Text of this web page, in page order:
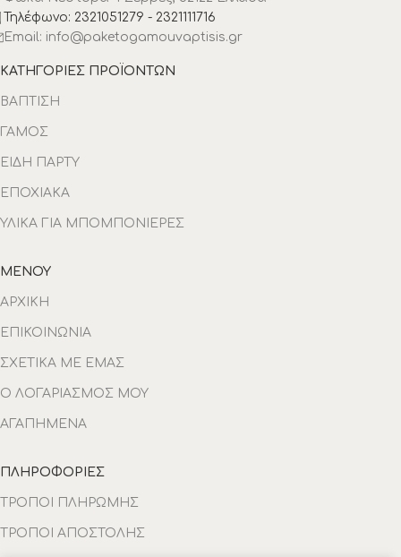
Τηλέφωνο: 2321051279 - 2321111716
Email: info@paketogamouvaptisis.gr
ΚΑΤΗΓΟΡΙΕΣ ΠΡΟΪΟΝΤΩΝ
ΒΑΠΤΙΣΗ
ΓΑΜΟΣ
ΕΙΔΗ ΠΑΡΤΥ
ΕΠΟΧΙΑΚΑ
ΥΛΙΚΑ ΓΙΑ ΜΠΟΜΠΟΝΙΕΡΕΣ
ΜΕΝΟΥ
ΑΡΧΙΚΗ
ΕΠΙΚΟΙΝΩΝΙΑ
ΣΧΕΤΙΚΑ ΜΕ ΕΜΑΣ
Ο ΛΟΓΑΡΙΑΣΜΟΣ ΜΟΥ
ΑΓΑΠΗΜΕΝΑ
ΠΛΗΡΟΦΟΡΙΕΣ
ΤΡΟΠΟΙ ΠΛΗΡΩΜΗΣ
ΤΡΟΠΟΙ ΑΠΟΣΤΟΛΗΣ